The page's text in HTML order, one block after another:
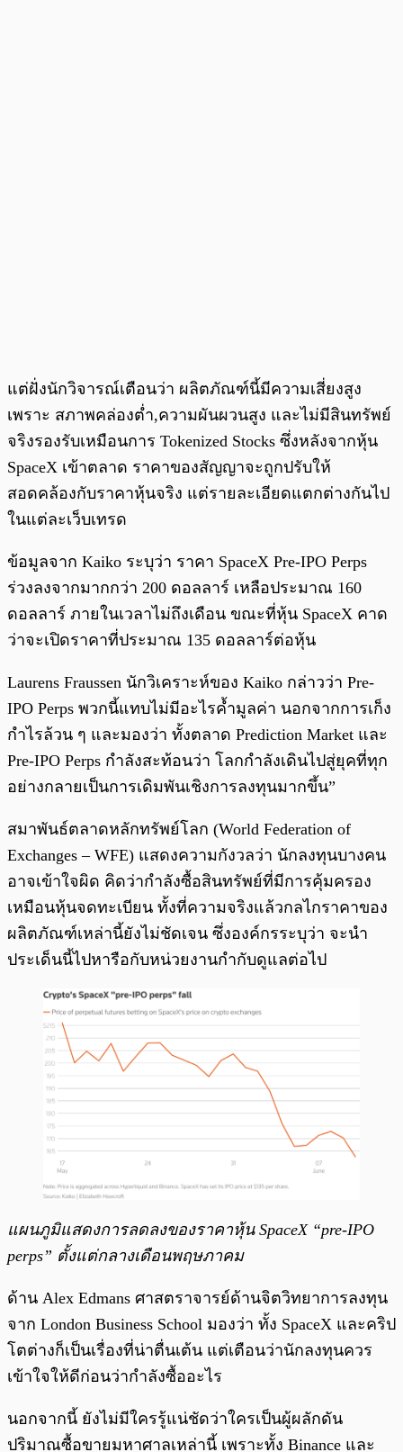
แต่ฝั่งนักวิจารณ์เตือนว่า ผลิตภัณฑ์นี้มีความเสี่ยงสูง
เพราะ สภาพคล่องต่ำ,ความผันผวนสูง และไม่มีสินทรัพย์
จริงรองรับเหมือนการ Tokenized Stocks ซึ่งหลังจากหุ้น
SpaceX เข้าตลาด ราคาของสัญญาจะถูกปรับให้
สอดคล้องกับราคาหุ้นจริง แต่รายละเอียดแตกต่างกันไป
ในแต่ละเว็บเทรด
ข้อมูลจาก Kaiko ระบุว่า ราคา SpaceX Pre-IPO Perps
ร่วงลงจากมากกว่า 200 ดอลลาร์ เหลือประมาณ 160
ดอลลาร์ ภายในเวลาไม่ถึงเดือน ขณะที่หุ้น SpaceX คาด
ว่าจะเปิดราคาที่ประมาณ 135 ดอลลาร์ต่อหุ้น
Laurens Fraussen นักวิเคราะห์ของ Kaiko กล่าวว่า Pre-
IPO Perps พวกนี้แทบไม่มีอะไรค้ำมูลค่า นอกจากการเก็ง
กำไรล้วน ๆ และมองว่า ทั้งตลาด Prediction Market และ
Pre-IPO Perps กำลังสะท้อนว่า โลกกำลังเดินไปสู่ยุคที่ทุก
อย่างกลายเป็นการเดิมพันเชิงการลงทุนมากขึ้น”
สมาพันธ์ตลาดหลักทรัพย์โลก (World Federation of
Exchanges – WFE) แสดงความกังวลว่า นักลงทุนบางคน
อาจเข้าใจผิด คิดว่ากำลังซื้อสินทรัพย์ที่มีการคุ้มครอง
เหมือนหุ้นจดทะเบียน ทั้งที่ความจริงแล้วกลไกราคาของ
ผลิตภัณฑ์เหล่านี้ยังไม่ชัดเจน ซึ่งองค์กรระบุว่า จะนำ
ประเด็นนี้ไปหารือกับหน่วยงานกำกับดูแลต่อไป
แผนภูมิแสดงการลดลงของราคาหุ้น SpaceX “pre-IPO
perps” ตั้งแต่กลางเดือนพฤษภาคม
ด้าน Alex Edmans ศาสตราจารย์ด้านจิตวิทยาการลงทุน
จาก London Business School มองว่า ทั้ง SpaceX และคริป
โตต่างก็เป็นเรื่องที่น่าตื่นเต้น แต่เตือนว่านักลงทุนควร
เข้าใจให้ดีก่อนว่ากำลังซื้ออะไร
นอกจากนี้ ยังไม่มีใครรู้แน่ชัดว่าใครเป็นผู้ผลักดัน
ปริมาณซื้อขายมหาศาลเหล่านี้ เพราะทั้ง Binance และ